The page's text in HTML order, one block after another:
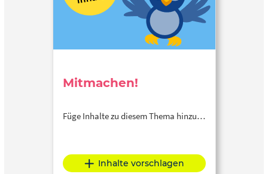
Mitmachen!
Füge Inhalte zu diesem Thema hinzu…
Inhalte vorschlagen